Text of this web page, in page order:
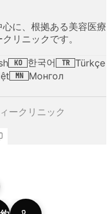
に、根拠ある美容医療
リニックです。
KO 한국어 TR Türkçe
MN Монгол
ークリニック